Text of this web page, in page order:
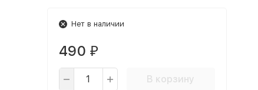
Нет в наличии
490 ₽
В корзину